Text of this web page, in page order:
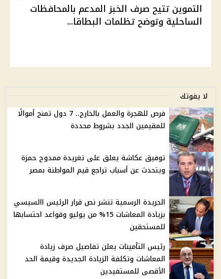
التموين تتيح صرف الخبز المدعم بالمحافظات
الساحلية وتوضح تظلمات البطاقا...
لا يفوتك
فرص للهجرة والعمل بالخارج.. 7 دول تمنح أموالًا
للمقيمين الجدد بشروط محددة
توفيق عكاشة يعلق على تغريدة ممدوح حمزة
ويتحدث عن أسباب تراجع قيم المواطنة بمصر
الجريدة الرسمية تنشر نص قرار الرئيس االسيسي
بزيادة المعاشات 15% من يوليو وقواعد احتسابها
للمستحقين
رئيس التأمينات يعلن تفاصيل صرف زيادة
المعاشات وتكلفة الزيادة الجديدة وقيمة الحد
الأقصى للمستفيدين